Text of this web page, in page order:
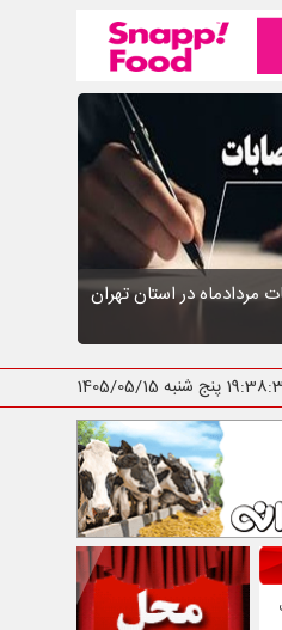
مردادماه در استان تهران
پنج شنبه 1405/05/15